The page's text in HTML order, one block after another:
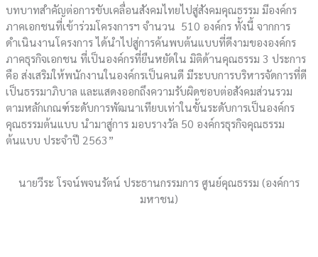
บทบาทสำคัญต่อการขับเคลื่อนสังคมไทยไปสู่สังคมคุณธรรม มีองค์กร
ภาคเอกชนที่เข้าร่วมโครงการฯ จำนวน 510 องค์กร ทั้งนี้ จากการ
ดำเนินงานโครงการ ได้นำไปสู่การค้นพบต้นแบบที่ดีงามขององค์กร
ภาคธุรกิจเอกชน ที่เป็นองค์กรที่ยืนหยัดใน มิติด้านคุณธรรม 3 ประการ
คือ ส่งเสริมให้พนักงานในองค์กรเป็นคนดี มีระบบการบริหารจัดการที่ดี
เป็นธรรมาภิบาล และแสดงออกถึงความรับผิดชอบต่อสังคมส่วนรวม
ตามหลักเกณฑ์ระดับการพัฒนาเทียบเท่าในขั้นระดับการเป็นองค์กร
คุณธรรมต้นแบบ นำมาสู่การ มอบรางวัล 50 องค์กรธุรกิจคุณธรรม
ต้นแบบ ประจำปี 2563”
นายวีระ โรจน์พจนรัตน์ ประธานกรรมการ ศูนย์คุณธรรม (องค์การ
มหาชน)